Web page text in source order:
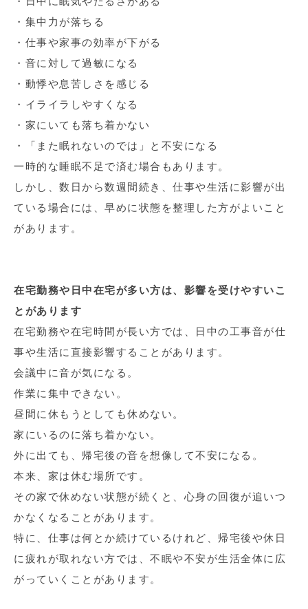
・集中力が落ちる
・仕事や家事の効率が下がる
・音に対して過敏になる
・動悸や息苦しさを感じる
・イライラしやすくなる
・家にいても落ち着かない
・「また眠れないのでは」と不安になる
一時的な睡眠不足で済む場合もあります。
しかし、数日から数週間続き、仕事や生活に影響が出
ている場合には、早めに状態を整理した方がよいこと
があります。
在宅勤務や日中在宅が多い方は、影響を受けやすいこ
とがあります
在宅勤務や在宅時間が長い方では、日中の工事音が仕
事や生活に直接影響することがあります。
会議中に音が気になる。
作業に集中できない。
昼間に休もうとしても休めない。
家にいるのに落ち着かない。
外に出ても、帰宅後の音を想像して不安になる。
本来、家は休む場所です。
その家で休めない状態が続くと、心身の回復が追いつ
かなくなることがあります。
特に、仕事は何とか続けているけれど、帰宅後や休日
に疲れが取れない方では、不眠や不安が生活全体に広
がっていくことがあります。